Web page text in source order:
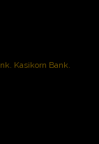
Kasikorn Bank.